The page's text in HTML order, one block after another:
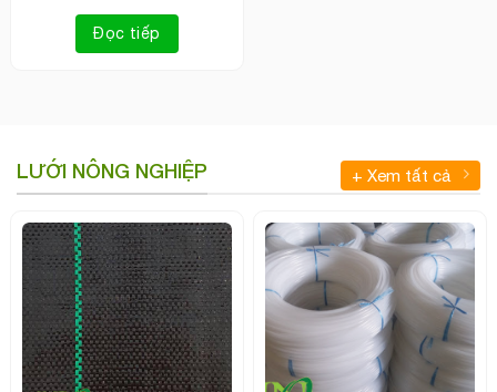
Đọc tiếp
LƯỚI NÔNG NGHIỆP + Xem tất cả